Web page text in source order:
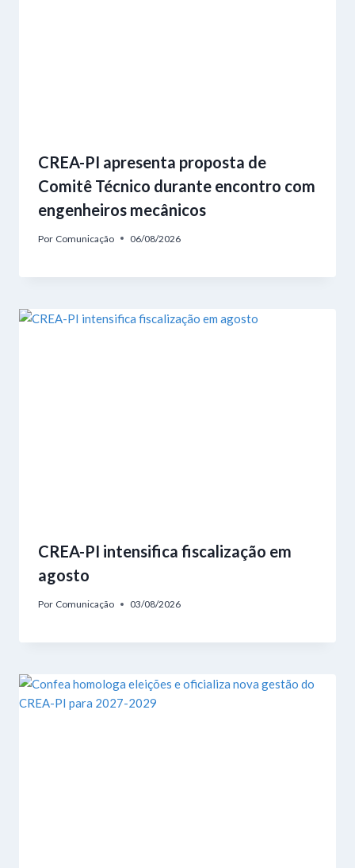
CREA-PI apresenta proposta de
Comitê Técnico durante encontro com
engenheiros mecânicos
Por Comunicação 06/08/2026
CREA-PI intensifica fiscalização em
agosto
Por Comunicação 03/08/2026